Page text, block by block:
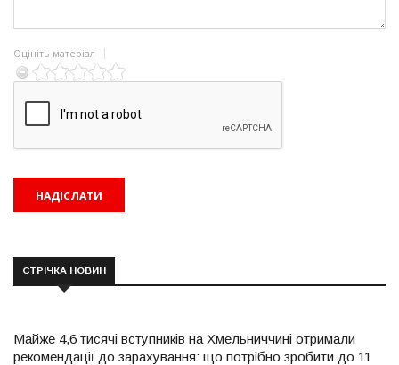
Оцініть матеріал
СТРІЧКА НОВИН
Майже 4,6 тисячі вступників на Хмельниччині отримали
рекомендації до зарахування: що потрібно зробити до 11